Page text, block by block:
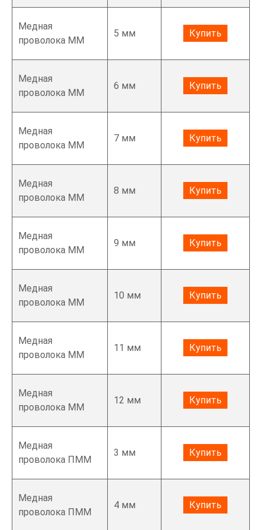
Медная
проволока ММ
5 мм Купить
Медная
проволока ММ
6 мм Купить
Медная
проволока ММ
7 мм Купить
Медная
проволока ММ
8 мм Купить
Медная
проволока ММ
9 мм Купить
Медная
проволока ММ
10 мм Купить
Медная
проволока ММ
11 мм Купить
Медная
проволока ММ
12 мм Купить
Медная
проволока ПММ
3 мм Купить
Медная
проволока ПММ
4 мм Купить